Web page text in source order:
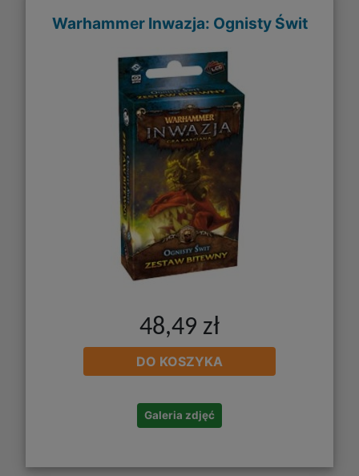
Warhammer Inwazja: Ognisty Świt
48,49 zł
DO KOSZYKA
Galeria zdjęć